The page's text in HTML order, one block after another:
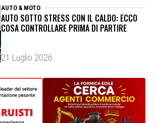
AUTO & MOTO
AUTO SOTTO STRESS CON IL CALDO: ECCO
COSA CONTROLLARE PRIMA DI PARTIRE
21 Luglio 2026